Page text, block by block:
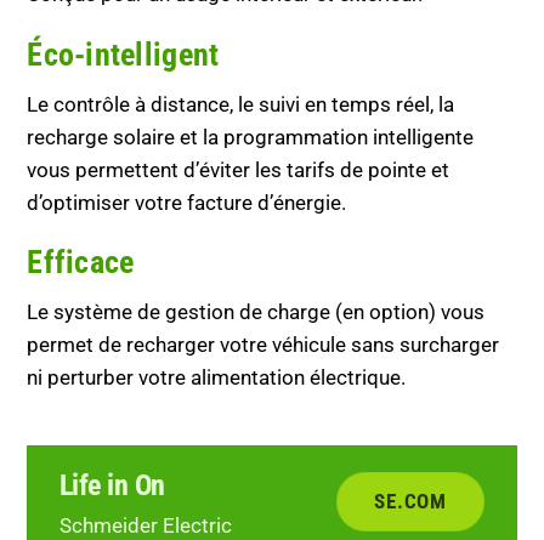
Éco-intelligent
Le contrôle à distance, le suivi en temps réel, la
recharge solaire et la programmation intelligente
vous permettent d’éviter les tarifs de pointe et
d’optimiser votre facture d’énergie.
Efficace
Le système de gestion de charge (en option) vous
permet de recharger votre véhicule sans surcharger
ni perturber votre alimentation électrique.
Life in On
Schmeider Electric
SE.COM